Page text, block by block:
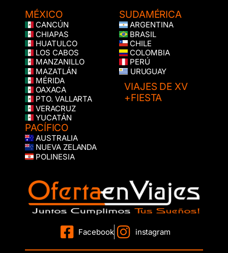
MÉXICO
CANCÚN
CHIAPAS
HUATULCO
LOS CABOS
MANZANILLO
MAZATLÁN
MÉRIDA
OAXACA
PTO. VALLARTA
VERACRUZ
YUCATÁN
PACÍFICO
AUSTRALIA
NUEVA ZELANDA
POLINESIA
SUDAMÉRICA
ARGENTINA
BRASIL
CHILE
COLOMBIA
PERÚ
URUGUAY
VIAJES DE XV
+FIESTA
Facebook instagram